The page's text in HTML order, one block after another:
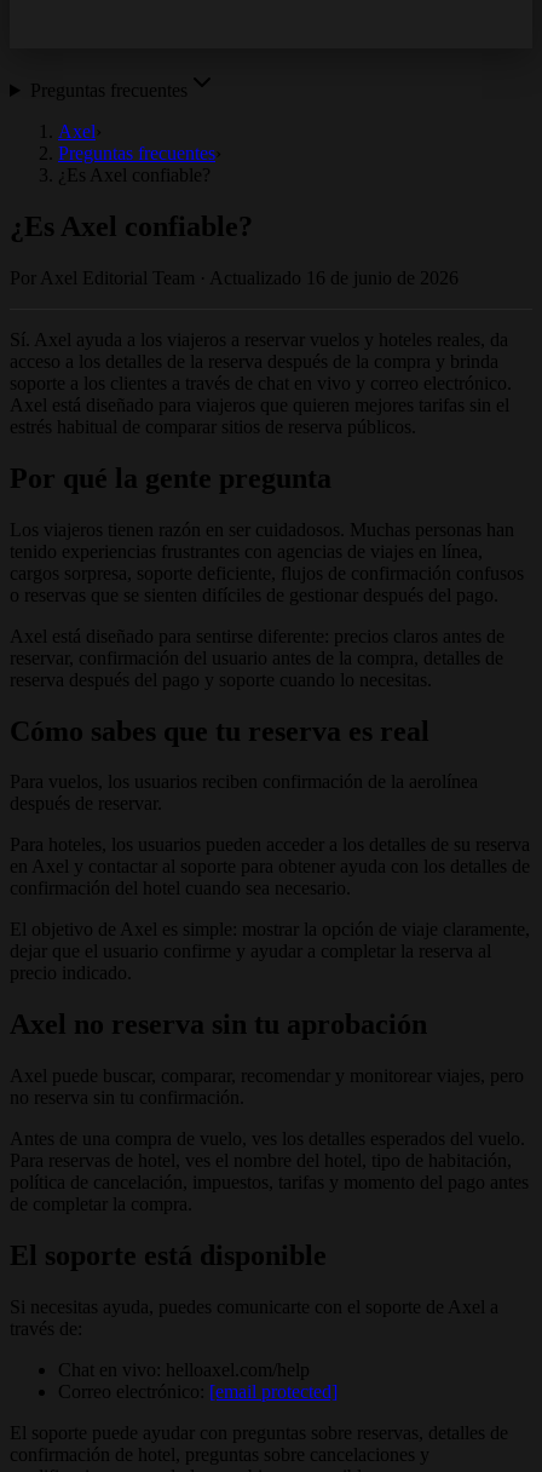
Preguntas frecuentes
Axel ›
Preguntas frecuentes›
¿Es Axel confiable?
¿Es Axel confiable?
Por Axel Editorial Team · Actualizado 16 de junio de 2026
Sí. Axel ayuda a los viajeros a reservar vuelos y hoteles reales, da
acceso a los detalles de la reserva después de la compra y brinda
soporte a los clientes a través de chat en vivo y correo electrónico.
Axel está diseñado para viajeros que quieren mejores tarifas sin el
estrés habitual de comparar sitios de reserva públicos.
Por qué la gente pregunta
Los viajeros tienen razón en ser cuidadosos. Muchas personas han
tenido experiencias frustrantes con agencias de viajes en línea,
cargos sorpresa, soporte deficiente, flujos de confirmación confusos
o reservas que se sienten difíciles de gestionar después del pago.
Axel está diseñado para sentirse diferente: precios claros antes de
reservar, confirmación del usuario antes de la compra, detalles de
reserva después del pago y soporte cuando lo necesitas.
Cómo sabes que tu reserva es real
Para vuelos, los usuarios reciben confirmación de la aerolínea
después de reservar.
Para hoteles, los usuarios pueden acceder a los detalles de su reserva
en Axel y contactar al soporte para obtener ayuda con los detalles de
confirmación del hotel cuando sea necesario.
El objetivo de Axel es simple: mostrar la opción de viaje claramente,
dejar que el usuario confirme y ayudar a completar la reserva al
precio indicado.
Axel no reserva sin tu aprobación
Axel puede buscar, comparar, recomendar y monitorear viajes, pero
no reserva sin tu confirmación.
Antes de una compra de vuelo, ves los detalles esperados del vuelo.
Para reservas de hotel, ves el nombre del hotel, tipo de habitación,
política de cancelación, impuestos, tarifas y momento del pago antes
de completar la compra.
El soporte está disponible
Si necesitas ayuda, puedes comunicarte con el soporte de Axel a
través de:
Chat en vivo: helloaxel.com/help
Correo electrónico: [email protected]
El soporte puede ayudar con preguntas sobre reservas, detalles de
confirmación de hotel, preguntas sobre cancelaciones y